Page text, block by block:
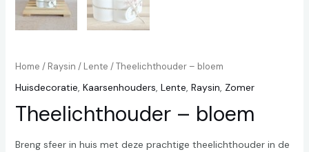
Home / Raysin / Lente / Theelichthouder – bloem
Huisdecoratie, Kaarsenhouders, Lente, Raysin, Zomer
Theelichthouder – bloem
Breng sfeer in huis met deze prachtige theelichthouder in de